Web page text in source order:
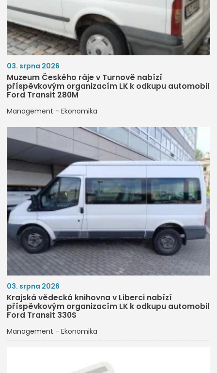
03. srpna 2026
Muzeum Českého ráje v Turnově nabízí
příspěvkovým organizacím LK k odkupu automobil
Ford Transit 280M
Management - Ekonomika
03. srpna 2026
Krajská vědecká knihovna v Liberci nabízí
příspěvkovým organizacím LK k odkupu automobil
Ford Transit 330S
Management - Ekonomika